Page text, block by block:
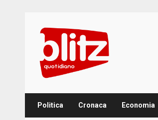
content
Politica Cronaca Economia